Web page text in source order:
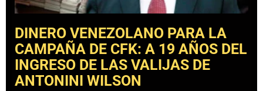
DINERO VENEZOLANO PARA LA
CAMPAÑA DE CFK: A 19 AÑOS DEL
INGRESO DE LAS VALIJAS DE
ANTONINI WILSON